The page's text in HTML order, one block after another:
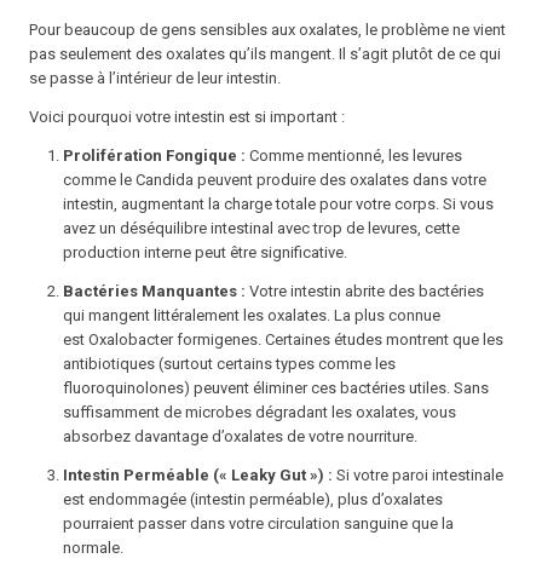
Pour beaucoup de gens sensibles aux oxalates, le problème ne vient
pas seulement des oxalates qu’ils mangent. Il s’agit plutôt de ce qui
se passe à l’intérieurde leur intestin.
Voici pourquoi votre intestin est si important :
Prolifération Fongique : Comme mentionné, les levures
comme le Candida peuvent produire des oxalates dans votre
intestin, augmentant la charge totale pour votre corps. Si vous
avez un déséquilibre intestinal avec trop de levures, cette
production interne peut être significative.
Bactéries Manquantes : Votre intestin abrite des bactéries
qui mangent littéralement les oxalates. La plus connue
est Oxalobacter formigenes. Certaines études montrent que les
antibiotiques (surtout certains types comme les
fluoroquinolones) peuvent éliminer ces bactéries utiles. Sans
suffisamment de microbes dégradant les oxalates, vous
absorbez davantage d’oxalates de votre nourriture.
Intestin Perméable (« Leaky Gut ») : Si votre paroi intestinale
est endommagée (intestin perméable), plus d’oxalates
pourraient passer dans votre circulation sanguine que la
normale.